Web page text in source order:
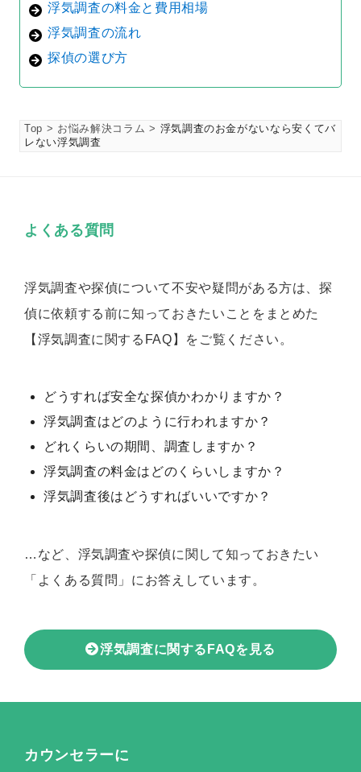
浮気調査の料金と費用相場
浮気調査の流れ
探偵の選び方
Top お悩み解決コラム
浮気調査のお金がないなら安くてバ
レない浮気調査
よくある質問
浮気調査や探偵について不安や疑問がある方は、探
偵に依頼する前に知っておきたいことをまとめた
【浮気調査に関するFAQ】をご覧ください。
どうすれば安全な探偵かわかりますか？
浮気調査はどのように行われますか？
どれくらいの期間、調査しますか？
浮気調査の料金はどのくらいしますか？
浮気調査後はどうすればいいですか？
…など、浮気調査や探偵に関して知っておきたい
「よくある質問」にお答えしています。
浮気調査に関するFAQを見る
カウンセラーに